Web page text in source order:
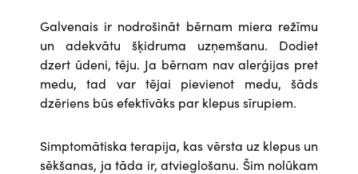
Galvenais ir nodrošināt bērnam miera režīmu
un adekvātu šķidruma uzņemšanu. Dodiet
dzert ūdeni, tēju. Ja bērnam nav alerģijas pret
medu, tad var tējai pievienot medu, šāds
dzēriens būs efektīvāks par klepus sīrupiem.
Simptomātiska terapija, kas vērsta uz klepus un
sēkšanas, ja tāda ir, atvieglošanu. Šim nolūkam